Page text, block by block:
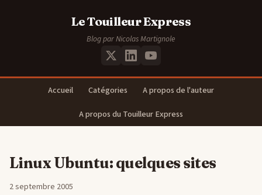
Le Touilleur Express
Blog par Nicolas Martignole
Accueil Catégories
A propos de l'auteur
A propos du Touilleur Express
Linux Ubuntu: quelques sites
2 septembre 2005